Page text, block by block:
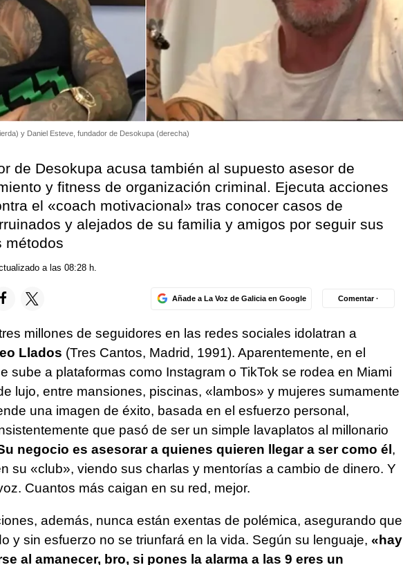
y Daniel Esteve, fundador de Desokupa (derecha)
de Desokupa acusa también al supuesto asesor de
y fitness de organización criminal. Ejecuta acciones
el «coach motivacional» tras conocer casos de
y alejados de su familia y amigos por seguir sus
métodos
a las 08:28 h.
Añade a La Voz de Galicia en Google Comentar ·
millones de seguidores en las redes sociales idolatran a
Llados (Tres Cantos, Madrid, 1991). Aparentemente, en el
sube a plataformas como Instagram o TikTok se rodea en Miami
lujo, entre mansiones, piscinas, «lambos» y mujeres sumamente
una imagen de éxito, basada en el esfuerzo personal,
que pasó de ser un simple lavaplatos al millonario
negocio es asesorar a quienes quieren llegar a ser como él,
su «club», viendo sus charlas y mentorías a cambio de dinero. Y
Cuantos más caigan en su red, mejor.
además, nunca están exentas de polémica, asegurando que
y sin esfuerzo no se triunfará en la vida. Según su lenguaje, «hay
al amanecer, bro, si pones la alarma a las 9 eres un